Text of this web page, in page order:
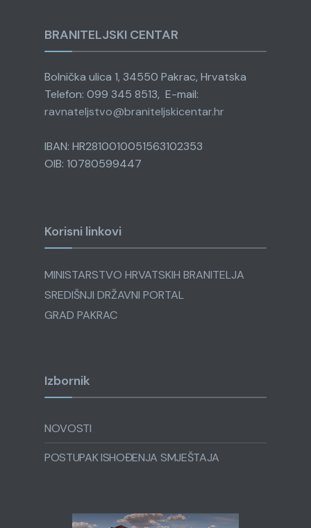
BRANITELJSKI CENTAR
Bolnička ulica 1, 34550 Pakrac, Hrvatska
Telefon: 099 345 8513, E-mail:
ravnateljstvo@braniteljskicentar.hr
IBAN: HR2810010051563102353
OIB: 10780599447
Korisni linkovi
MINISTARSTVO HRVATSKIH BRANITELJA
SREDIŠNJI DRŽAVNI PORTAL
GRAD PAKRAC
Izbornik
NOVOSTI
POSTUPAK ISHOĐENJA SMJEŠTAJA